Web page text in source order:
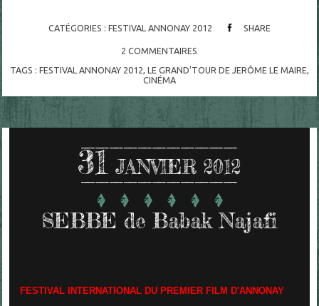
CATÉGORIES : FESTIVAL ANNONAY 2012 SHARE
2 COMMENTAIRES
TAGS : FESTIVAL ANNONAY 2012 LE GRAND'TOUR DE JERÔME LE MAIRE
CINÉMA
31 JANVIER 2012
SEBBE de Babak Najafi
FESTIVAL INTERNATIONAL DU PREMIER FILM D'ANNONAY